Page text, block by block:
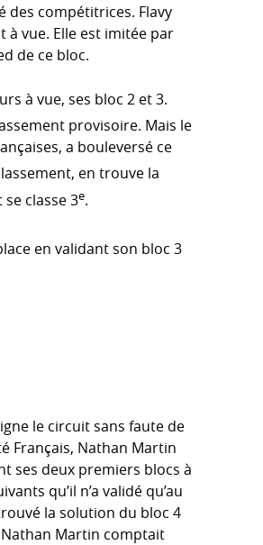
des compétitrices. Flavy
à vue. Elle est imitée par
de ce bloc.
à vue, ses bloc 2 et 3.
provisoire. Mais le
a bouleversé ce
en trouve la
classe 3e.
en validant son bloc 3
le circuit sans faute de
Français, Nathan Martin
ses deux premiers blocs à
qu’il n’a validé qu’au
la solution du bloc 4
Martin comptait